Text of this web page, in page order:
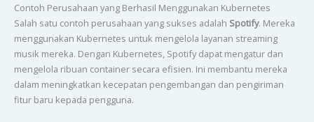
Contoh Perusahaan yang Berhasil Menggunakan Kubernetes
Salah satu contoh perusahaan yang sukses adalah Spotify. Mereka
menggunakan Kubernetes untuk mengelola layanan streaming
musik mereka. Dengan Kubernetes, Spotify dapat mengatur dan
mengelola ribuan container secara efisien. Ini membantu mereka
dalam meningkatkan kecepatan pengembangan dan pengiriman
fitur baru kepada pengguna.